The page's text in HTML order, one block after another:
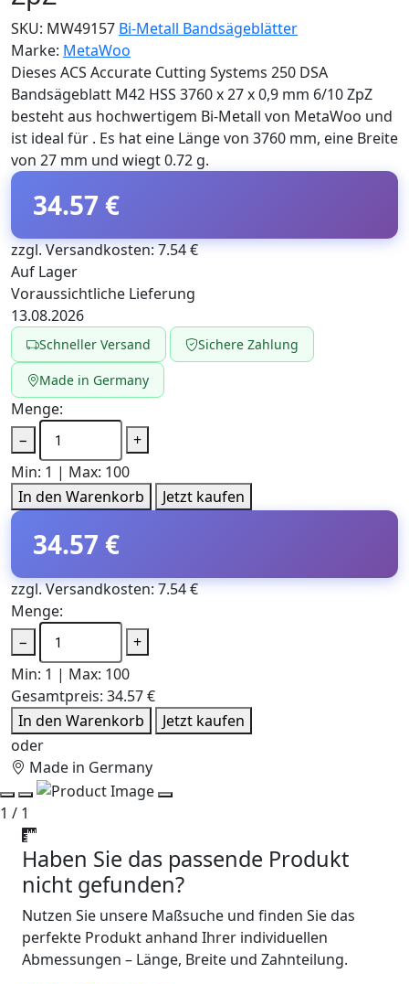
SKU: MW49157 Bi-Metall Bandsägeblätter
Marke: MetaWoo
Dieses ACS Accurate Cutting Systems 250 DSA
Bandsägeblatt M42 HSS 3760 x 27 x 0,9 mm 6/10 ZpZ
besteht aus hochwertigem Bi-Metall von MetaWoo und
ist ideal für . Es hat eine Länge von 3760 mm, eine Breite
von 27 mm und wiegt 0.72 g.
34.57 €
zzgl. Versandkosten: 7.54 €
Auf Lager
Voraussichtliche Lieferung
13.08.2026
Schneller Versand Sichere Zahlung
Made in Germany
Menge:
−
+
Min: 1 | Max: 100
In den Warenkorb
Jetzt kaufen
34.57 €
zzgl. Versandkosten: 7.54 €
Menge:
−
+
Min: 1 | Max: 100
Gesamtpreis: 34.57 €
In den Warenkorb
Jetzt kaufen
oder
Made in Germany
1 / 1
Haben Sie das passende Produkt
nicht gefunden?
Nutzen Sie unsere Maßsuche und finden Sie das
perfekte Produkt anhand Ihrer individuellen
Abmessungen – Länge, Breite und Zahnteilung.